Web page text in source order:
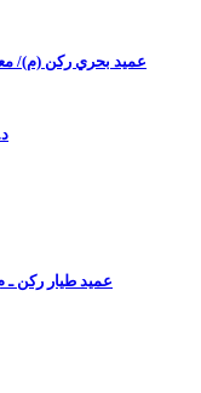
عميد بحري ركن (م)/
عميد طيار ركن